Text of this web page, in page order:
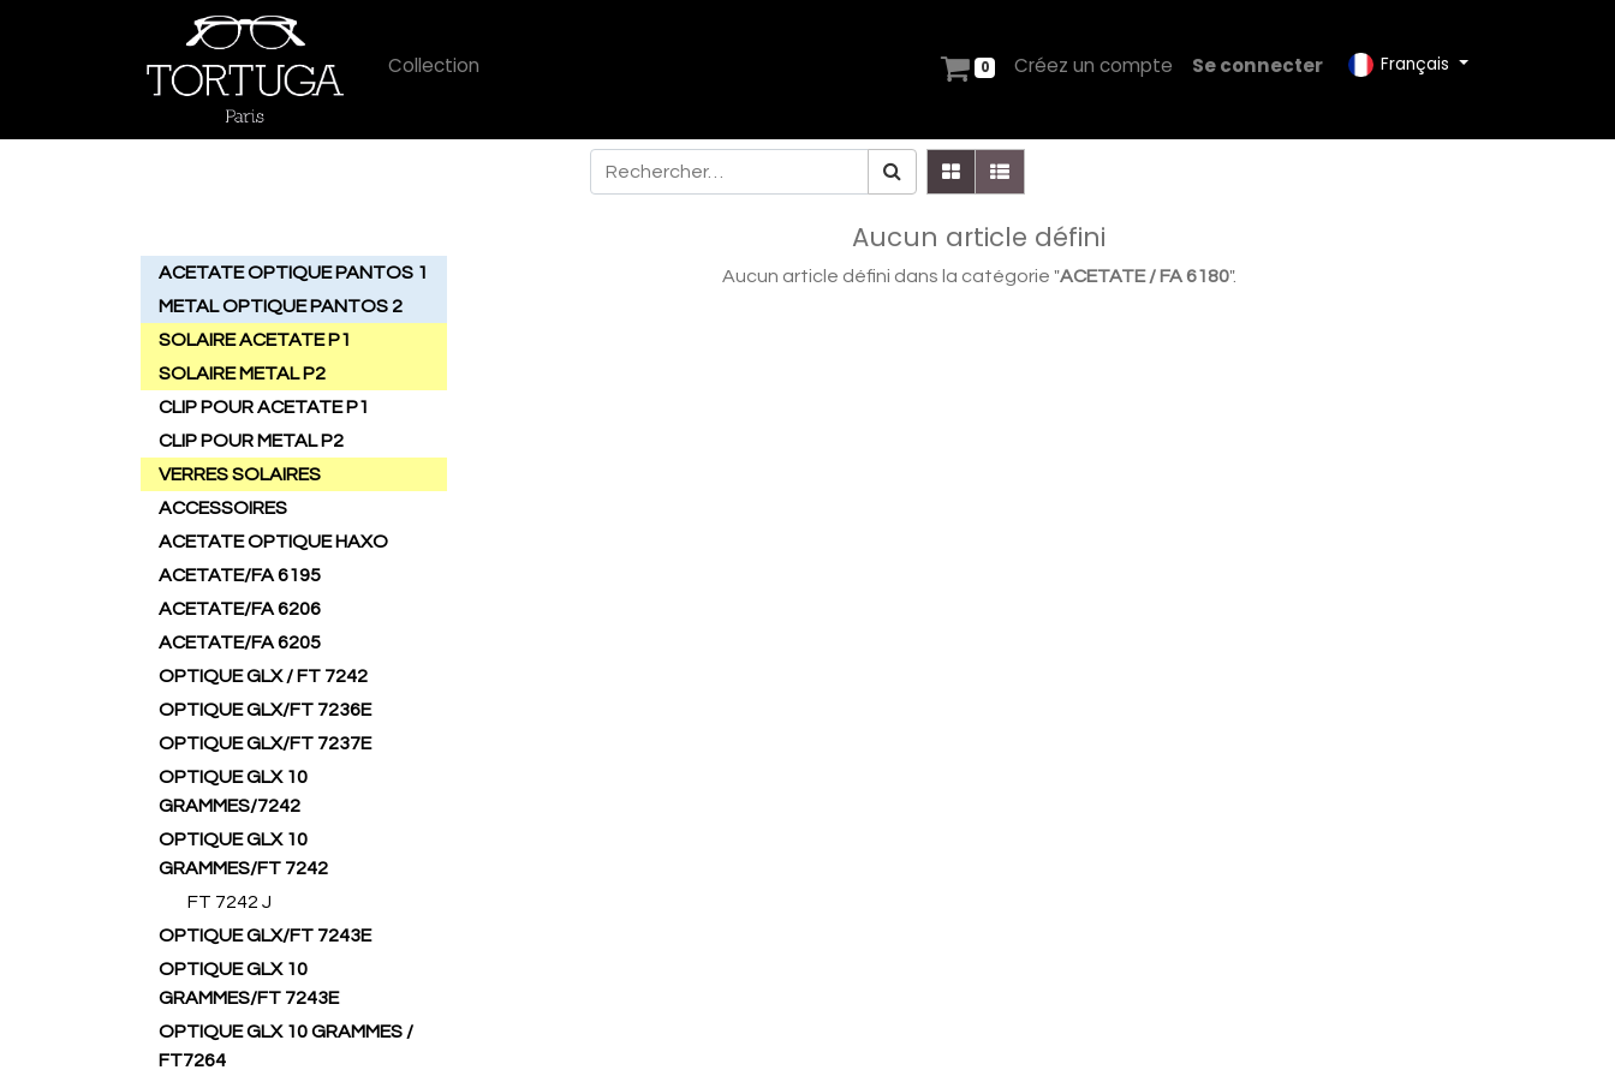
Collection 0 Créez un compte Se connecter Français
ACETATE OPTIQUE PANTOS 1
METAL OPTIQUE PANTOS 2
SOLAIRE ACETATE P1
SOLAIRE METAL P2
CLIP POUR ACETATE P1
CLIP POUR METAL P2
VERRES SOLAIRES
ACCESSOIRES
ACETATE OPTIQUE HAXO
ACETATE/FA 6195
ACETATE/FA 6206
ACETATE/FA 6205
OPTIQUE GLX / FT 7242
OPTIQUE GLX/FT 7236E
OPTIQUE GLX/FT 7237E
OPTIQUE GLX 10
GRAMMES/7242
OPTIQUE GLX 10
GRAMMES/FT 7242
FT 7242 J
OPTIQUE GLX/FT 7243E
OPTIQUE GLX 10
GRAMMES/FT 7243E
OPTIQUE GLX 10 GRAMMES /
FT7264
Aucun article défini
Aucun article défini dans la catégorie "ACETATE / FA 6180".